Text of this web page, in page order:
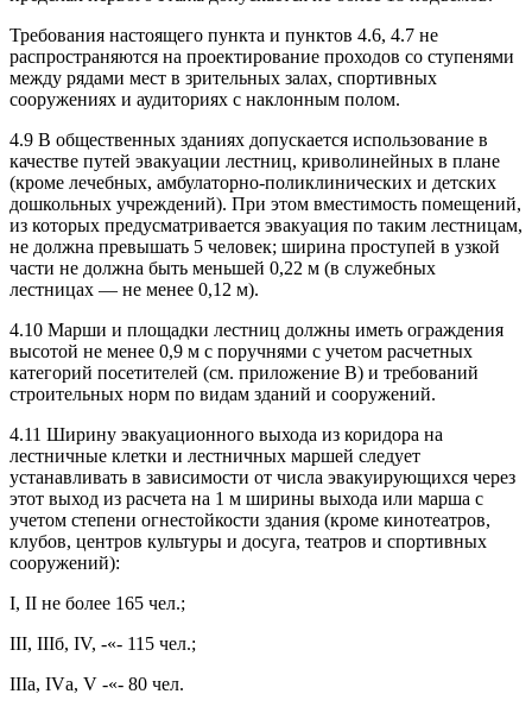
Требования настоящего пункта и пунктов 4.6, 4.7 не
распространяются на проектирование проходов со ступенями
между рядами мест в зрительных залах, спортивных
сооружениях и ауди­ториях с наклонным полом.
4.9 В общественных зданиях допускается использование в
качестве путей эвакуации лестниц, криволинейных в плане
(кроме лечебных, амбулаторно-поликлинических и детских
дошкольных учреждений). При этом вместимость помещений,
из которых предусматривается эвакуация по таким лестницам,
не должна превышать 5 человек; ширина проступей в узкой
части не должна быть меньшей 0,22 м (в служебных
лестницах — не менее 0,12 м).
4.10 Марши и площадки лестниц должны иметь ограждения
высотой не менее 0,9 м с поручнями с учетом расчетных
категорий посетителей (см. приложение В) и требований
строительных норм по видам зданий и сооружений.
4.11 Ширину эвакуационного выхода из коридора на
лестничные клетки и лестничных маршей следует
устанавливать в зависимости от числа эвакуирующихся через
этот выход из расчета на 1 м ширины выхода или марша с
учетом степени огнестойкости здания (кроме кинотеатров,
клубов, центров культуры и досуга, театров и спортивных
сооружений):
I, II не более 165 чел.;
III, IIIб, IV, -«- 115 чел.;
IIIa, IVа, V -«- 80 чел.